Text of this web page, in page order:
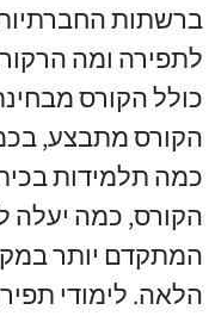
ברשתות
לתפירה ומה
כולל הקורס
הקורס מתבצע,
כמה תלמידות
הקורס, כמה יעלה
המתקדם יותר
הלאה. לימודי